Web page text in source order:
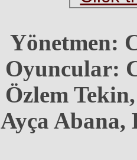
Yönetmen:
Oyuncular:
Özlem
Ayça